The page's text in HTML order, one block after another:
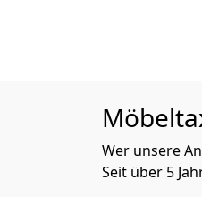
Wer unsere
Seit über 5